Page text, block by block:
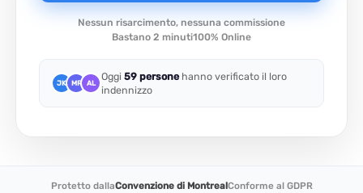
Nessun risarcimento, nessuna commissione
Bastano 2 minuti100% Online
JK MR AL
Oggi 59 personehanno verificato il loro
indennizzo
Protetto dallaConvenzione di MontrealConforme al GDPR